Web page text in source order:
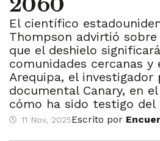
2060
El científico
Thompson advirtió
que el deshielo
comunidades cercanas y
Arequipa, el investigador
documental Canary, en
cómo ha sido testigo
11 Nov, 2025Escrito por